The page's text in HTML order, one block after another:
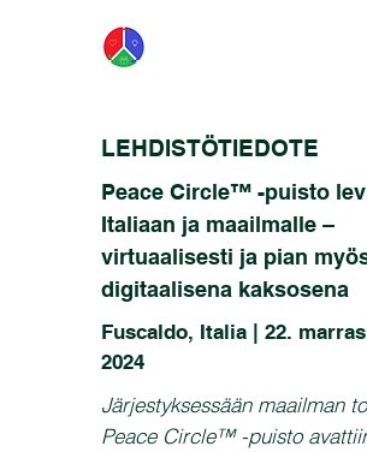
LEHDISTÖTIEDOTE
Peace Circle™ -puisto
Italiaan ja maailmalle –
virtuaalisesti ja pian
digitaalisena kaksosena
Fuscaldo, Italia | 22.
2024
Järjestyksessään maailman
Peace Circle™ -puisto